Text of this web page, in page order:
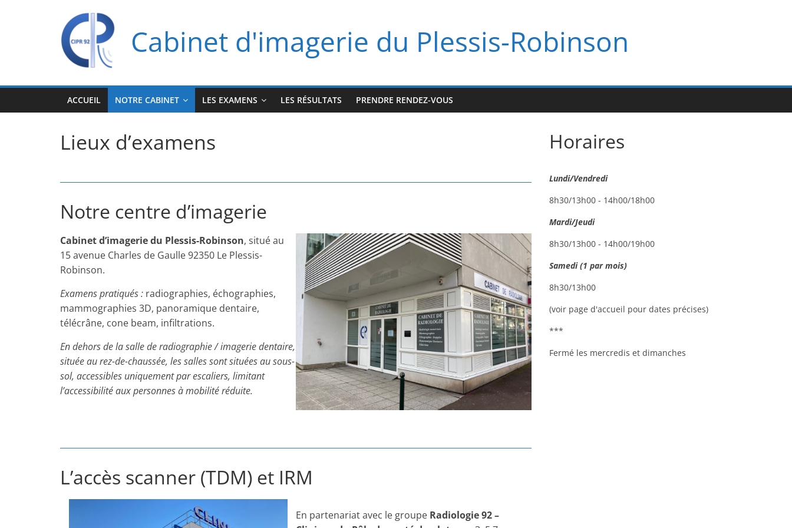
Cabinet d'imagerie du Plessis-Robinson
ACCUEIL NOTRE CABINET LES EXAMENS LES RÉSULTATS PRENDRE RENDEZ-VOUS
Lieux d’examens
Notre centre d’imagerie
Cabinet d’imagerie du Plessis-Robinson, situé au
15 avenue Charles de Gaulle 92350 Le Plessis-
Robinson.
Examens pratiqués : radiographies, échographies,
mammographies 3D, panoramique dentaire,
télécrâne, cone beam, infiltrations.
En dehors de la salle de radiographie / imagerie dentaire,
située au rez-de-chaussée, les salles sont situées au sous-
sol, accessibles uniquement par escaliers, limitant
l’accessibilité aux personnes à mobilité réduite.
L’accès scanner (TDM) et IRM
En partenariat avec le groupe Radiologie 92 –
Horaires
Lundi/Vendredi
8h30/13h00 - 14h00/18h00
Mardi/Jeudi
8h30/13h00 - 14h00/19h00
Samedi (1 par mois)
8h30/13h00
(voir page d'accueil pour dates précises)
***
Fermé les mercredis et dimanches